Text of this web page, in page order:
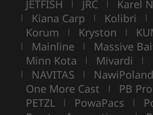
JETFISH | JRC | Karel
| Kiana Carp | Kolibri |
Korum | Kryston |
| Mainline | Massive
Minn Kota | Mivardi |
| NAVITAS | NawiPoland
One More Cast | PB
PETZL | PowaPacs |